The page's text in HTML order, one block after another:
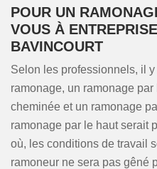
POUR UN
VOUS À
BAVINCOURT
Selon les professionnels, il
ramonage, un ramonage
cheminée et un ramonage
ramonage par le haut serait
où, les conditions de travail
ramoneur ne sera pas gêné